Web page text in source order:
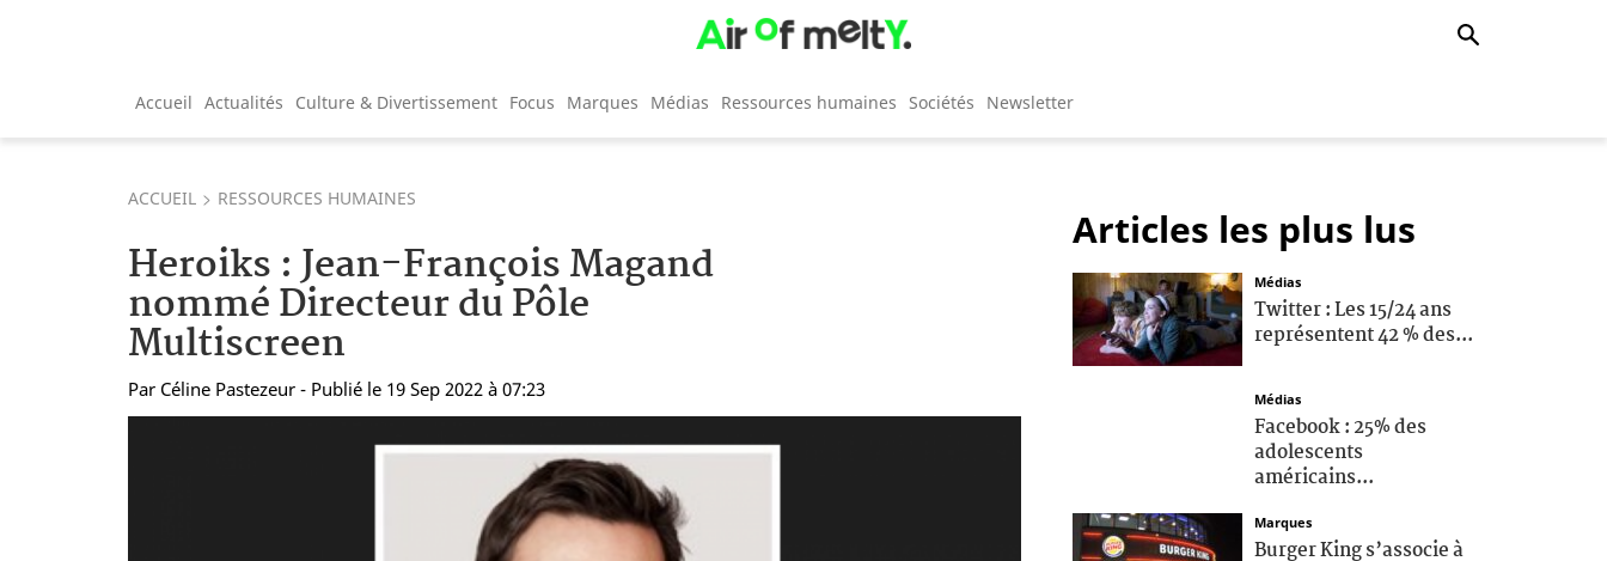
Accueil Actualités Culture & Divertissement Focus Marques Médias Ressources humaines Sociétés Newsletter
ACCUEIL RESSOURCES HUMAINES
Heroiks : Jean-François Magand
nommé Directeur du Pôle
Multiscreen
Par Céline Pastezeur - Publié le 19 Sep 2022 à 07:23
Articles les plus lus
Médias
Twitter : Les 15/24 ans
représentent 42 % des...
Médias
Facebook : 25% des
adolescents
américains...
Marques
Burger King s’associe à